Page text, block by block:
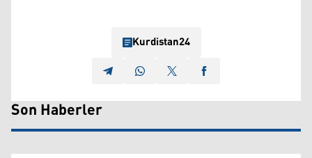
Kurdistan24
Son Haberler